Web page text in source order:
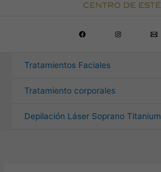
Tratamientos Faciales
Tratamiento corporales
Depilación Láser Soprano Titanium